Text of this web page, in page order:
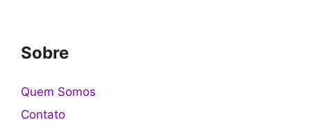
Sobre
Quem Somos
Contato